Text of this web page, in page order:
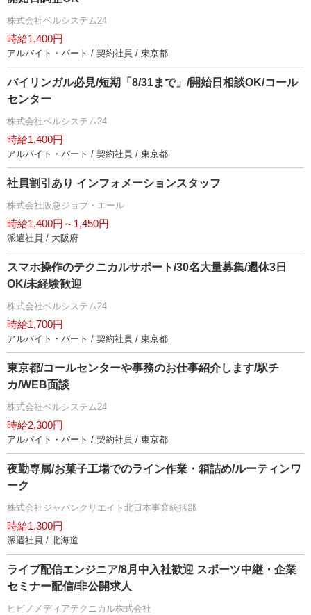
株式会社ベルシステム24
時給1,400円
アルバイト・パート / 契約社員 / 東京都
バイリンガル必見/短期「8/31まで」/開始日相談OK/コール
センター
株式会社ベルシステム24
時給1,400円
アルバイト・パート / 契約社員 / 東京都
社員割引あり インフォメーションスタッフ
株式会社阪急ジョブ・エール
時給1,400円～1,450円
派遣社員 / 大阪府
スマホ操作のテクニカルサポート/30名大量募集/週休3日
OK/未経験歓迎
株式会社ベルシステム24
時給1,700円
アルバイト・パート / 契約社員 / 東京都
東京都/コールセンターや事務のお仕事紹介します/駅チ
カ/WEB面談
株式会社ベルシステム24
時給2,300円
アルバイト・パート / 契約社員 / 東京都
夜勤専属/お菓子工場でのライン作業・箱詰め/ルーティンワ
ーク
株式会社ジャパンクリエイト北日本事業統括部
時給1,300円
派遣社員 / 北海道
ライブ配信エンジニア/8月中入社歓迎 スポーツ中継・企業
セミナー配信/非公開求人
ヒビノメディアテクニカル株式会社